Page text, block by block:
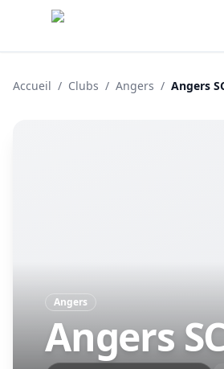
Accueil / Clubs / Angers / Angers
Angers
Angers